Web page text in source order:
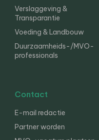
Verslaggeving &
Transparantie
Voeding & Landbouw
Duurzaamheids-/MVO-
professionals
Contact
E-mail redactie
Partner worden